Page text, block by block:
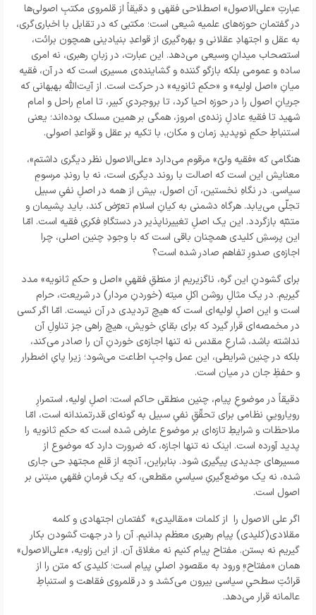
عبارتِ «علی‌الاصول» اصطلاحی فقهی و دقیقاً از قلمروی مکتبِ اصولی‌ها
در گفتمانِ حوزه‌های علمیه شیعی است؛ مکتبی که در تقابل با اخباری‌گری،
به عقل و اجتهادِ عقلانی و بهره‌گیری از قواعدِ بنیادینی همچون برائت،
استصحاب میدانِ وسیعی می‌دهد. این عبارت، در زبانِ رهبری، نه امری
ساده و عمومی بلکه بازگو گننده و گشاینده‌ی مسیری است که در آن، فقیه
میانِ «اصل اولیه» و «حکمِ ثانویه» در حرکت است. از آیت‌الله بهبهانی که
جریانِ اصول را در حوزه احیا کرد، تا بروجردیِ کبیر، تا امامِ راحل و امام
شهید تا فقیهِ عادلِ زنده‌ی امروز، همگی بر همین مسلک بوده‌اند؛ یعنی
استنباطِ حکمِ نوپدیدِ زمان و مکان، با تکیه بر عقل و قواعدِ اصولی.
هنگامی که «فقیه ولیّ» مرقوم می‌دارد «علی‌الاصول نظر دیگری داشتم»،
معنایش این است که اصالت با روند دیگری است، نه با روندِ مرسومِ
سیاسی. در نگاهِ نخستین، آن اصول، بیش از همه در اصلِ نفیِ سبیل
تجلّی می‌یابد. هرگاه دشمنی به کیانِ اسلام تعرّض کند، باید پشیمان و
متنبّه بازگردد. این یک اصلِ تغییرناپذیر در دستگاهِ فکریِ فقیه است. امّا
این پرسشِ کلیدی همچنان باقی است که با وجودِ چنین اصلی، چرا
اجازه‌ی صدورِ تفاهم صادر شده است؟
برای گشودنِ این گره، ناگزیریم از منطقِ فقهیِ «اصل و حکمِ ثانویه» مدد
گیریم. در یک مثالِ روشن اکلِ میته (خوردنِ مردار) در شریعت، حرام
است و این اصلِ اولیه‌ای است که هیچ تردیدی در آن نیست. امّا اگر کسی
در مخمصه‌ای قرار گیرد که برای بقایِ خویش، هیچ راهی جز تناولِ آن
نداشته باشد، شارعِ مقدس نه تنها اجازه‌ی خوردنِ آن را صادر می‌کند،
بلکه در چنین شرایطی، این عمل واجبِ اطاعت می‌شود؛ زیرا پایِ اضطرار
و حفظِ جان در میان است.
دقیقاً در موضوعِ پیام، چنین منطقی حاکم است: اصلِ اولیه، استمرارِ
رویاروییِ نظامی برای تحقّقِ نفیِ سبیل به گونه‌ای قدرتمندانه است، امّا
ملاحظات و شرایطِ تازه‌ای بر موضوع عارض شده است که حکمِ ثانویه را
پدید آورده است. اینک نه تنها اجازه، که ضرورت دارد که موضوع از
مسیرهای جدیدی پیگیری شود. بنابراین، آنچه از قلمِ مجتهدِ حی جاری
شده، نه یک موضع‌گیریِ سیاسیِ مقطعی، که یک فرمانِ فقهیِ مبتنی بر
اصول است.
اگر علی الاصول را از کلمات «مقالیدی» گفتمان اجتهادی و کلمه
مقلادی(کلیدی) پیام رهبری معظم بدانیم. آن را در جهت گشودن بکار
گیریم نه بستن. مفتاح پیام کنیم نه مغلاق آن. از این زاویه، «علی‌الاصول»
همان «مفتاح»ِ ورود به مقصودِ اصلیِ پیام است؛ کلیدی که متن را از
قرائتِ سطحیِ سیاسی بیرون می‌کشد و در قلمروی فقاهت و استنباطِ
عالمانه قرار می‌دهد.